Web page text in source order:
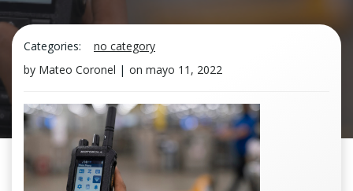
Categories:
no category
by Mateo Coronel | on mayo 11, 2022